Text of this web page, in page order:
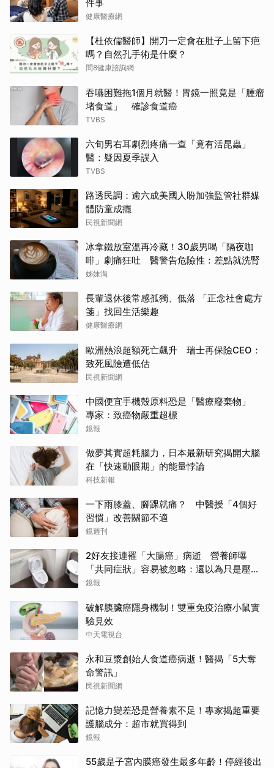
件事
健康醫療網
【杜依儒醫師】開刀一定會在肚子上留下疤
嗎？自然孔手術是什麼？
問8健康諮詢網
吞嚥困難拖1個月就醫！胃鏡一照竟是「腫瘤
堵食道」 確診食道癌
TVBS
六旬男右耳劇烈疼痛一查「竟有活昆蟲」
醫：疑因夏季誤入
TVBS
路透民調：逾六成美國人盼加強監管社群媒
體防童成癮
民視新聞網
冰拿鐵放室溫再冷藏！30歲男喝「隔夜咖
啡」劇痛狂吐 醫警告危險性：差點就洗腎
姊妹淘
長輩退休後常感孤獨、低落 「正念社會處方
箋」找回生活樂趣
健康醫療網
歐洲熱浪超額死亡飆升 瑞士再保險CEO：
致死風險遭低估
民視新聞網
中國便宜手機殼原料恐是「醫療廢棄物」
專家：致癌物嚴重超標
鏡報
做夢其實超耗腦力，日本最新研究揭開大腦
在「快速動眼期」的能量悖論
科技新報
一下雨膝蓋、腳踝就痛？ 中醫授「4個好
習慣」改善關節不適
鏡週刊
2好友接連罹「大腸癌」病逝 營養師曝
「共同症狀」容易被忽略：還以為只是壓力
大
鏡報
破解胰臟癌隱身機制！雙重免疫治療小鼠實
驗見效
中天電視台
永和豆漿創始人食道癌病逝！醫揭「5大奪
命警訊」
民視新聞網
記憶力變差恐是營養素不足！專家揭超重要
護腦成分：超市就買得到
鏡報
55歲是子宮內膜癌發生最多年齡！停經後出